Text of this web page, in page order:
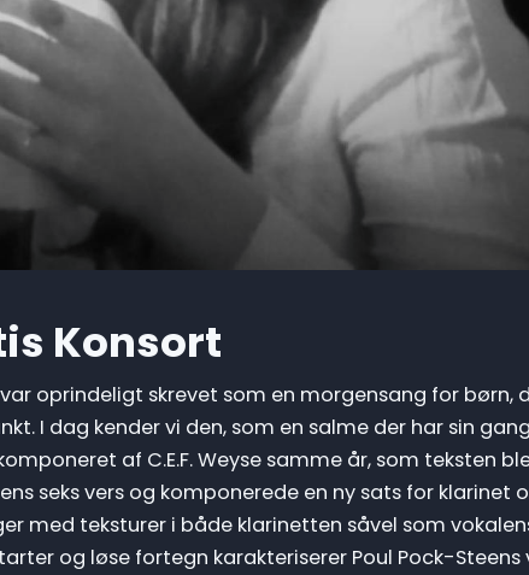
Konsort
oprindeligt skrevet som en morgensang for børn,
I dag kender vi den, som en salme der har sin
af C.E.F. Weyse samme år, som teksten
seks vers og komponerede en ny sats for klarinet
med teksturer i både klarinetten såvel som
og løse fortegn karakteriserer Poul Pock-Steens